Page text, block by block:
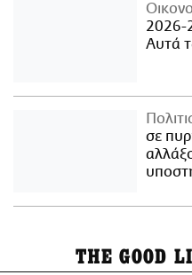
2026-
Αυτά
σε
THE GOOD